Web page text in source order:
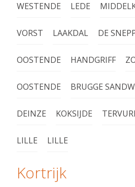
WESTENDE LEDE
VORST LAAKDAL DE
OOSTENDE HANDGRIFF
OOSTENDE BRUGGE
DEINZE KOKSIJDE
LILLE LILLE
Kortrijk